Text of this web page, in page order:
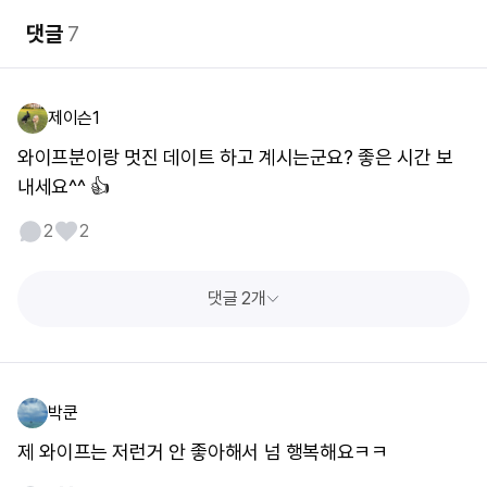
댓글7
제이슨1
와이프분이랑 멋진 데이트 하고 계시는군요? 좋은 시간 보
내세요^^ 👍
2 2
댓글 2개
박쿤
제 와이프는 저런거 안 좋아해서 넘 행복해요ㅋㅋ